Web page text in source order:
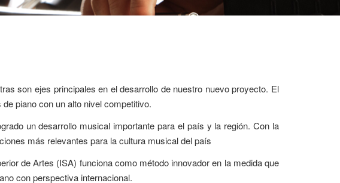
son ejes principales en el desarrollo de nuestro nuevo proyecto. El
piano con un alto nivel competitivo.
un desarrollo musical importante para el país y la región. Con la
más relevantes para la cultura musical del país
de Artes (ISA) funciona como método innovador en la medida que
con perspectiva internacional.